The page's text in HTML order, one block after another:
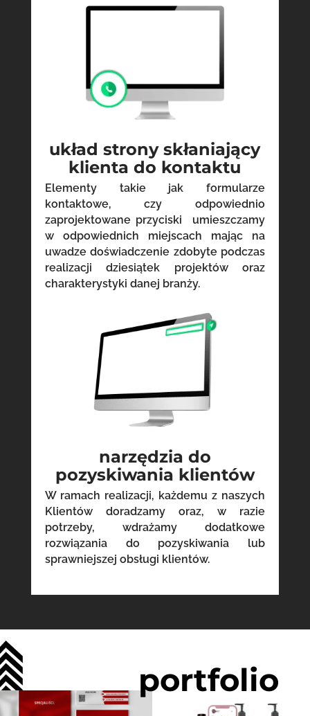
układ strony skłaniający
klienta do kontaktu
Elementy takie jak formularze
kontaktowe, czy odpowiednio
zaprojektowane przyciski umieszczamy
w odpowiednich miejscach mając na
uwadze doświadczenie zdobyte podczas
realizacji dziesiątek projektów oraz
charakterystyki danej branży.
narzędzia do
pozyskiwania klientów
W ramach realizacji, każdemu z naszych
Klientów doradzamy oraz, w razie
potrzeby, wdrażamy dodatkowe
rozwiązania do pozyskiwania lub
sprawniejszej obsługi klientów.
portfolio